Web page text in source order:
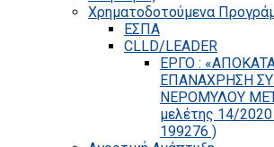
Χρηματοδοτούμενα
ΕΣΠΑ
CLLD/LEADER
ΕΡΓΟ :
ΕΠΑΝΑΧΡΗΣΗ
ΝΕΡΟΜΥΛΟΥ
μελέτης 14/
199276 )